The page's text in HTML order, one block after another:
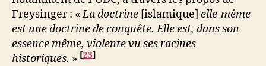
Freysinger : «La doctrine [islamique] elle-même
est une doctrine de conquête. Elle est, dans son
essence même, violente vu ses racines
historiques. » [23]